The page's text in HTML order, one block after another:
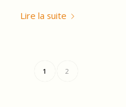
Lire la suite
1 2